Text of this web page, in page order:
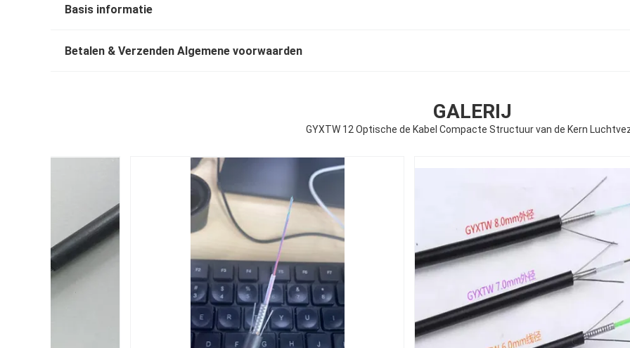
Basis informatie
Betalen & Verzenden Algemene voorwaarden
GALERIJ
GYXTW 12 Optische de Kabel Compacte Structuur van de Kern